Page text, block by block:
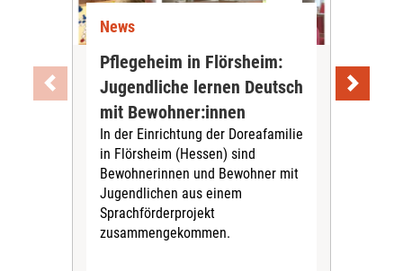
News
Pflegeheim in Flörsheim:
Jugendliche lernen Deutsch
mit Bewohner:innen
In der Einrichtung der Doreafamilie
in Flörsheim (Hessen) sind
Bewohnerinnen und Bewohner mit
Jugendlichen aus einem
Sprachförderprojekt
zusammengekommen.